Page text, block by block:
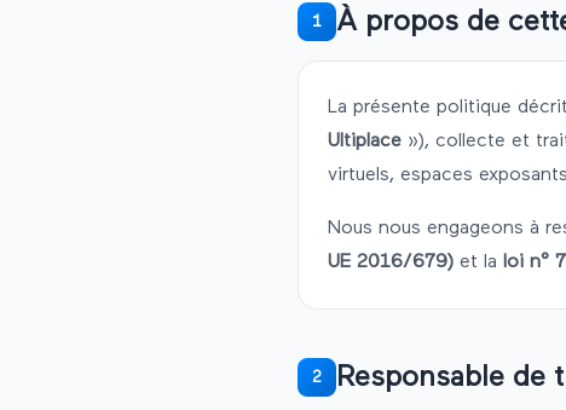
1 À propos de
La présente politique
Ultiplace »), collecte et
virtuels, espaces
Nous nous engageons à
UE 2016/679) et la loi n°
2 Responsable de